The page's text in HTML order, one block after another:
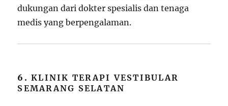
dukungan dari dokter spesialis dan tenaga
medis yang berpengalaman.
6.KLINIK TERAPI VESTIBULAR
SEMARANG SELATAN